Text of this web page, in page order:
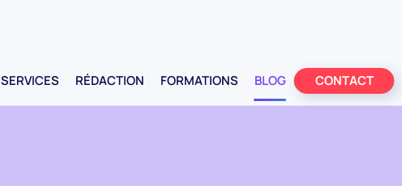
SERVICES RÉDACTION FORMATIONS BLOG CONTACT